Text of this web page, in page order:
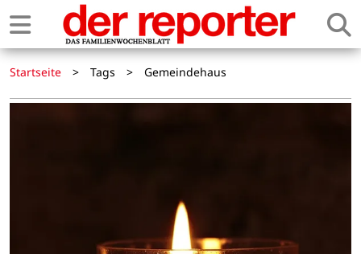
Startseite > Tags > Gemeindehaus